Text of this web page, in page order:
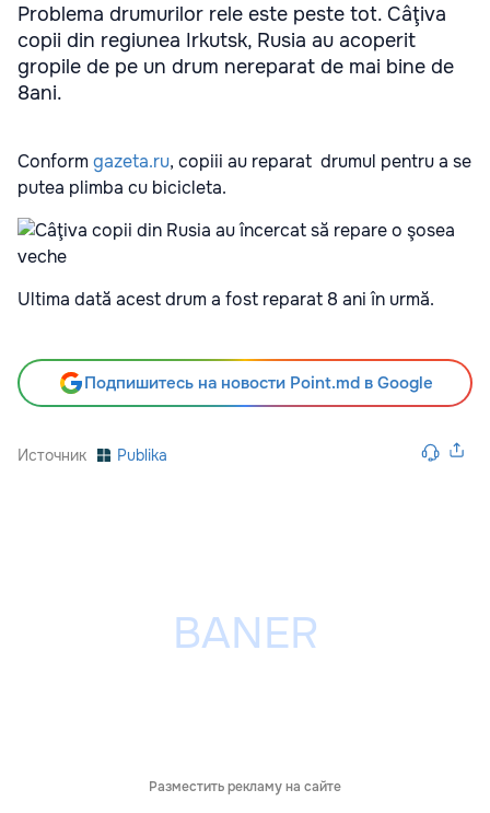
Problema drumurilor rele este peste tot. Câţiva
copii din regiunea Irkutsk, Rusia au acoperit
gropile de pe un drum nereparat de mai bine de
8ani.
Conformgazeta.ru, copiii au reparat drumul pentru a se
putea plimba cu bicicleta.
Ultima dată acest drum a fost reparat 8 ani în urmă.
Подпишитесь на новости Point.md в Google
Источник Publika
Разместить рекламу на сайте